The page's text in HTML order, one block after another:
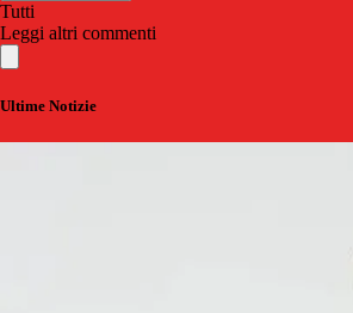
Tutti
Leggi altri commenti
Ultime Notizie